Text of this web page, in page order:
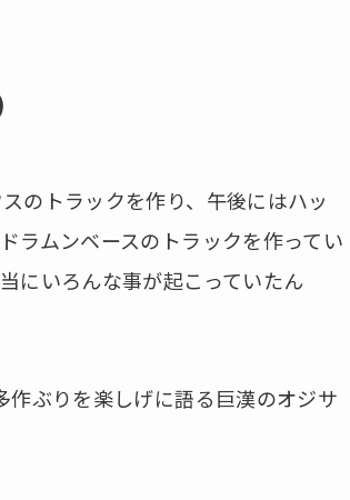
のトラックを作り、午後にはハッ
ラムンベースのトラックを作ってい
にいろんな事が起こっていたん
ぶりを楽しげに語る巨漢のオジサ